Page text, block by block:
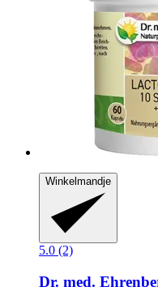
Winkelmandje
5.0 (2)
Dr. med.